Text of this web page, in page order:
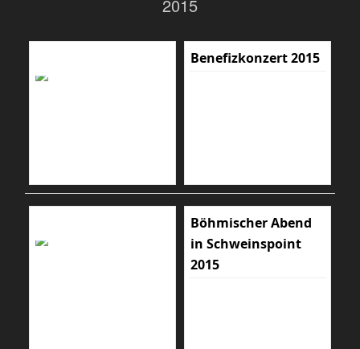
2015
Benefizkonzert 2015
Böhmischer Abend
in Schweinspoint
2015